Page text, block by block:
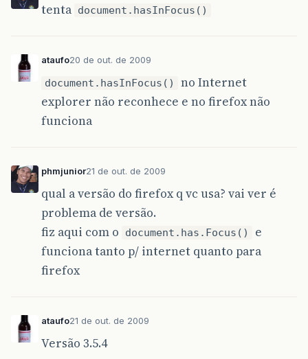
tenta document.hasInFocus()
ataufo20 de out. de 2009
document.hasInFocus()
no Internet
explorer não reconhece e no firefox não
funciona
phmjunior21 de out. de 2009
qual a versão do firefox q vc usa? vai ver é
problema de versão.
fiz aqui com o
document.has.Focus()
e
funciona tanto p/ internet quanto para
firefox
ataufo21 de out. de 2009
Versão 3.5.4